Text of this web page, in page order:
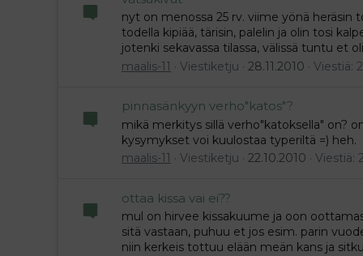
nyt on menossa 25 rv. viime yönä heräsin
todella kipiää, tärisin, palelin ja olin tosi
jotenki sekavassa tilassa, välissä tuntu et
maalis-11
Viestiketju 28.11.2010 Viestiä: 2
pinnasänkyyn verho"katos"?
mikä merkitys sillä verho"katoksella" on?
kysymykset voi kuulostaa typeriltä =) heh.
maalis-11
Viestiketju 22.10.2010 Viestiä: 2
ottaa kissa vai ei??
mul on hirvee kissakuume ja oon
sitä vastaan, puhuu et jos esim. parin
niin kerkeis tottuu elään meän kans ja